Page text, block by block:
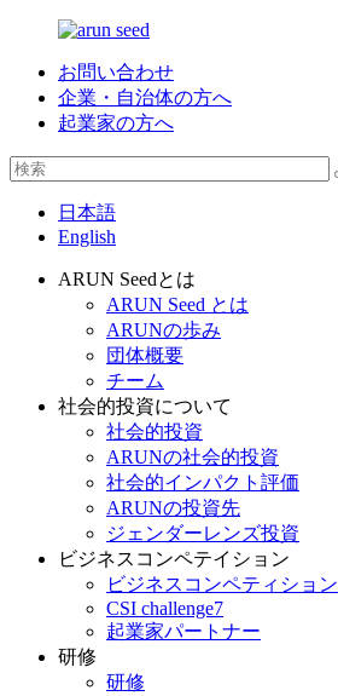
お問い合わせ
企業・自治体の方へ
起業家の方へ
日本語
English
ARUN Seedとは
ARUN Seed とは
ARUNの歩み
団体概要
チーム
社会的投資について
社会的投資
ARUNの社会的投資
社会的インパクト評価
ARUNの投資先
ジェンダーレンズ投資
ビジネスコンペテイション
ビジネスコンペティション
CSI challenge7
起業家パートナー
研修
研修